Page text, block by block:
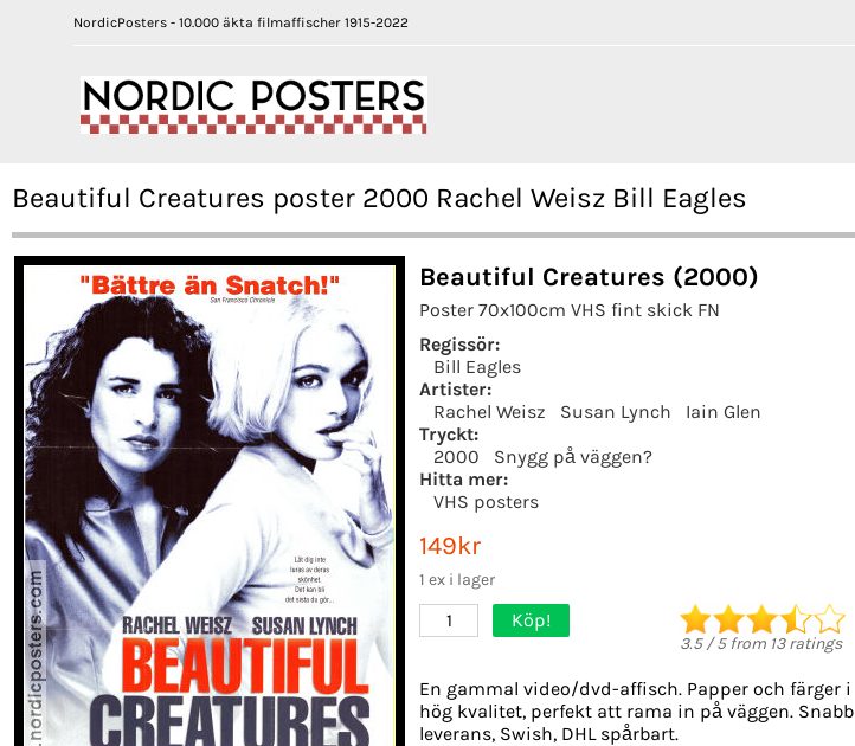
NordicPosters - 10.000 äkta filmaffischer 1915-2022
Beautiful Creatures poster 2000 Rachel Weisz Bill Eagles
Beautiful Creatures (2000)
Poster 70x100cm VHS fint skick FN
Regissör:
Bill Eagles
Artister:
Rachel Weisz
Susan Lynch
Iain Glen
Tryckt:
2000
Snygg på väggen?
Hitta mer:
VHS posters
149kr
1 ex i lager
1 Köp!
3.5/5from 13ratings
En gammal video/dvd-affisch. Papper och färger i
hög kvalitet, perfekt att rama in på väggen. Snabb
leverans, Swish, DHL spårbart.